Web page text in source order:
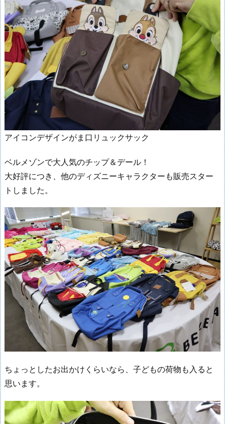
アイコンデザインがま口リュックサック
ベルメゾンで大人気のチップ＆デール！
大好評につき、他のディズニーキャラクターも販売スター
トしました。
ちょっとしたお出かけくらいなら、子どもの荷物も入ると
思います。